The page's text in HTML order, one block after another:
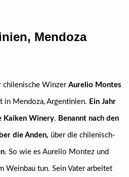
Mendoza
chilenische Winzer Aurelio Montes
in Mendoza, Argentinien. Ein Jahr
Kaiken Winery. Benannt nach den
die Anden, über die chilenisch-
. So wie es Aurelio Montez und
Weinbau tun. Sein Vater arbeitet